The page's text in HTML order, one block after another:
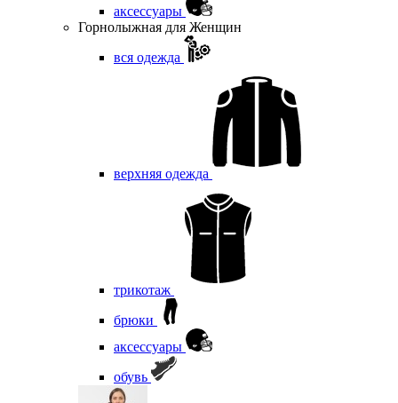
аксессуары
Горнолыжная для Женщин
вся одежда
верхняя одежда
трикотаж
брюки
аксессуары
обувь